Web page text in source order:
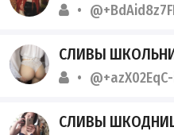
СЛИВЫ
СЛИВЫ